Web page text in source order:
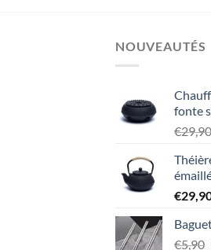
NOUVEAUTÉS
fonte
€29,90
€
€5,90